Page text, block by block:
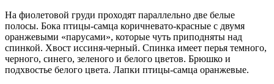
На фиолетовой груди проходят параллельно две белые
полосы. Бока птицы-самца коричневато-красные с двумя
оранжевыми «парусами», которые чуть приподняты над
спинкой. Хвост иссиня-черный. Спинка имеет перья темного,
черного, синего, зеленого и белого цветов. Брюшко и
подхвостье белого цвета. Лапки птицы-самца оранжевые.